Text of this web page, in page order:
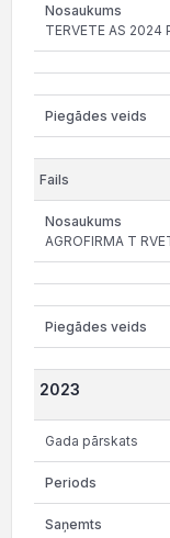
TERVETE AS 2024
AGROFIRMA T
2023
Gada pārskats